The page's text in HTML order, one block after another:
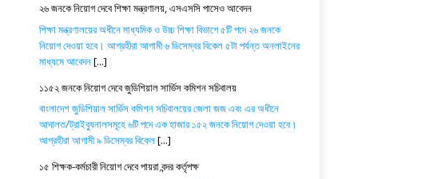
২৬ জনকে নিয়োগ দেবে শিক্ষা মন্ত্রণালয়, এসএসসি পাসেও আবেদন
শিক্ষা মন্ত্রণালয়ের অধীনে মাধ্যমিক ও উচ্চ শিক্ষা বিভাগে ৫টি পদে ২৬ জনকে
নিয়োগ দেওয়া হবে। আগ্রহীরা আগামী ৬ ডিসেম্বর বিকেল ৫টা পর্যন্ত অনলাইনের
মাধ্যমে আবেদন[...]
১১৫২ জনকে নিয়োগ দেবে জুডিশিয়াল সার্ভিস কমিশন সচিবালয়
বাংলাদেশ জুডিশিয়াল সার্ভিস কমিশন সচিবালয়ের জেলা জজ এবং এর অধীনে
আদালত/ট্রাইব্যুনালসমূহে ৬টি পদে এক হাজার ১৫২ জনকে নিয়োগ দেওয়া হবে।
আগ্রহীরা আগামী ৯ ডিসেম্বর বিকেল[...]
১৫ শিক্ষক-কর্মচারী নিয়োগ দেবে পায়রা বন্দর কর্তৃপক্ষ